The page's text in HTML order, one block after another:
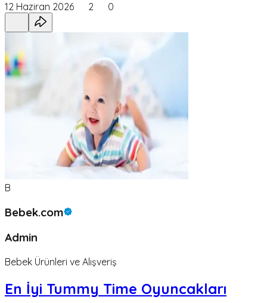
12 Haziran 2026 2 0
B
Bebek.com
Admin
Bebek Ürünleri ve Alışveriş
En İyi Tummy Time Oyuncakları